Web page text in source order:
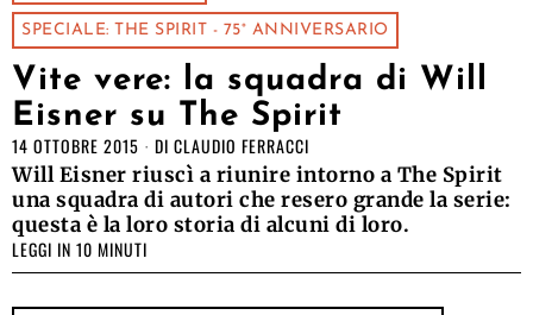
SPECIALE: THE SPIRIT - 75° ANNIVERSARIO
Vite vere: la squadra di Will
Eisner su The Spirit
14 OTTOBRE 2015 DI CLAUDIO FERRACCI
Will Eisner riuscì a riunire intorno a The Spirit
una squadra di autori che resero grande la serie:
questa è la loro storia di alcuni di loro.
LEGGI IN 10 MINUTI